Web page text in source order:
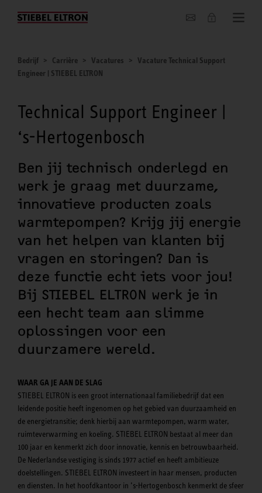
Actueel
Bedrijf Carrière Vacatures
Vacature Technical Support
Engineer | STIEBEL ELTRON
Technical Support Engineer |
‘s-Hertogenbosch
Ben jij technisch onderlegd en
werk je graag met duurzame,
innovatieve producten zoals
warmtepompen? Krijg jij energie
van het helpen van klanten bij
vragen en storingen? Dan is
deze functie echt iets voor jou!
Bij STIEBEL ELTRON werk je in
een hecht team aan slimme
oplossingen voor een
duurzamere wereld.
WAAR GA JE AAN DE SLAG
STIEBEL ELTRON is een groot internationaal familiebedrijf dat een
leidende positie heeft ingenomen op het gebied van duurzaamheid en
de energietransitie; denk hierbij aan warmtepompen, warm water,
ruimteverwarming en koeling. STIEBEL ELTRON bestaat al meer dan
100 jaar en kenmerkt zich door innovatie, kennis en betrouwbaarheid.
De Nederlandse vestiging is sinds 1977 actief en heeft ambitieuze
doelstellingen. STIEBEL ELTRON investeert in haar mensen, producten
en diensten. In het hoofdkantoor in ’s-Hertogenbosch kenmerkt de sfeer